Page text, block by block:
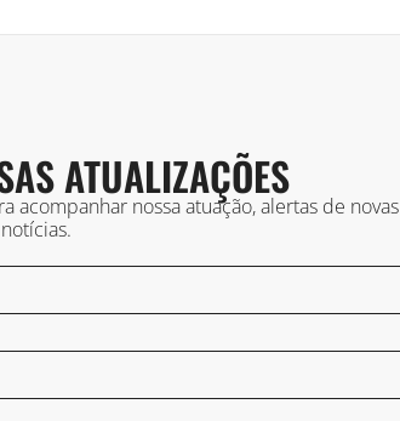
ATUALIZAÇÕES
acompanhar nossa atuação, alertas de novas